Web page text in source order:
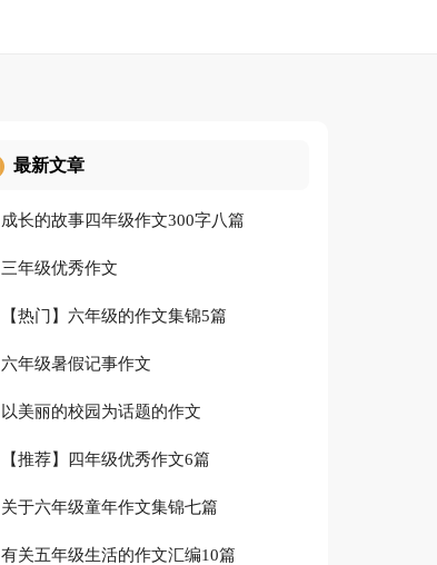
最新文章
成长的故事四年级作文300字八篇
三年级优秀作文
【热门】六年级的作文集锦5篇
六年级暑假记事作文
以美丽的校园为话题的作文
【推荐】四年级优秀作文6篇
关于六年级童年作文集锦七篇
有关五年级生活的作文汇编10篇